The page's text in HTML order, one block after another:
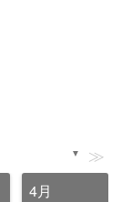
▼ ≫
4月